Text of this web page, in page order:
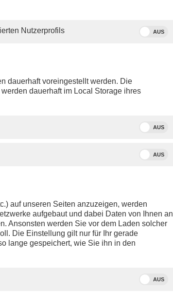
Youtube
Facebook
Nutzerprofils AUS
dauerhaft voreingestellt werden. Die
dauerhaft im Local Storage ihres
AUS
AUS
auf unseren Seiten anzuzeigen, werden
aufgebaut und dabei Daten von Ihnen an
Ansonsten werden Sie vor dem Laden solcher
Die Einstellung gilt nur für Ihr gerade
lange gespeichert, wie Sie ihn in den
AUS